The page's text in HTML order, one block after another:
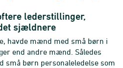
lederstillinger,
sjældnere
havde mænd med små børn i
end andre mænd. Således
små børn personaleledelse som